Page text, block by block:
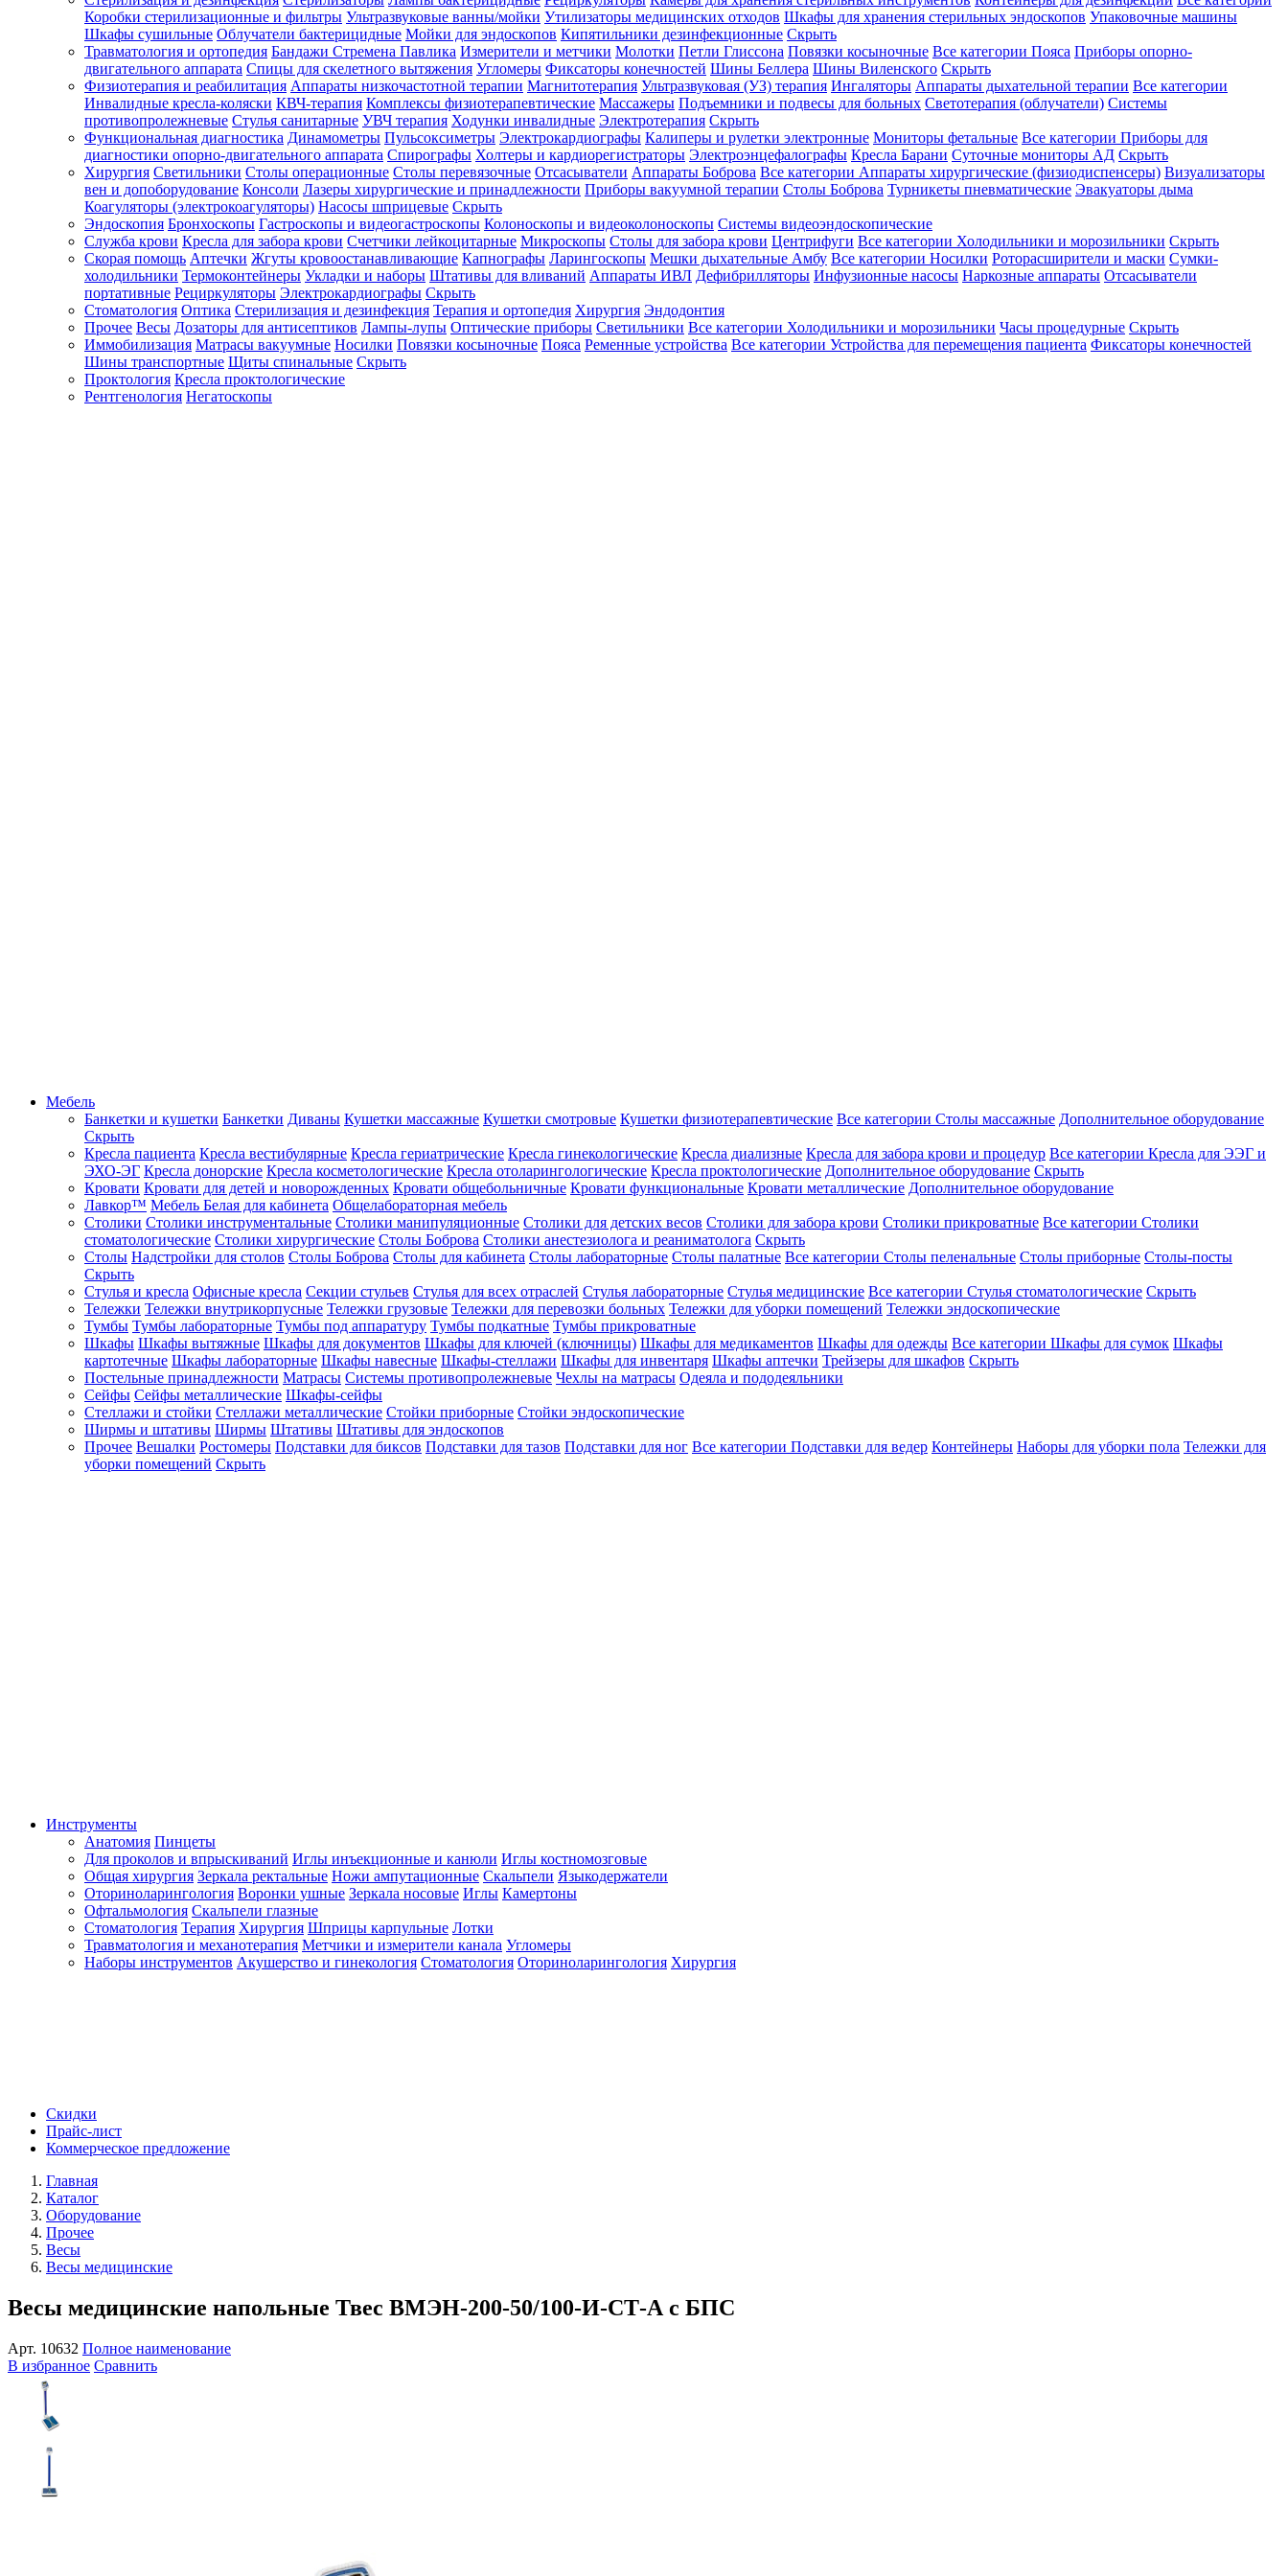
Зарегистрироваться
Зачем
регистрироваться?
Все
покупки
в
одном
месте
Личный
менеджер
Отслеживание
статуса
заказа
Коробки стерилизационные и фильтры Ультразвуковые ванны/мойки Утилизаторы медицинских отходов Шкафы для хранения стерильных эндоскопов Упаковочные машины
Шкафы сушильные Облучатели бактерицидные Мойки для эндоскопов Кипятильники дезинфекционные Скрыть
Травматология и ортопедия Бандажи Стремена Павлика Измерители и метчики Молотки Петли Глиссона Повязки косыночные Все категории Пояса Приборы опорно-
двигательного аппарата Спицы для скелетного вытяжения Угломеры Фиксаторы конечностей Шины Беллера Шины Виленского Скрыть
Физиотерапия и реабилитация Аппараты низкочастотной терапии Магнитотерапия Ультразвуковая (УЗ) терапия Ингаляторы Аппараты дыхательной терапии Все категории
Инвалидные кресла-коляски КВЧ-терапия Комплексы физиотерапевтические Массажеры Подъемники и подвесы для больных Светотерапия (облучатели) Системы
противопролежневые Стулья санитарные УВЧ терапия Ходунки инвалидные Электротерапия Скрыть
Функциональная диагностика Динамометры Пульсоксиметры Электрокардиографы Калиперы и рулетки электронные Мониторы фетальные Все категории Приборы для
диагностики опорно-двигательного аппарата Спирографы Холтеры и кардиорегистраторы Электроэнцефалографы Кресла Барани Суточные мониторы АД Скрыть
Хирургия Светильники Столы операционные Столы перевязочные Отсасыватели Аппараты Боброва Все категории Аппараты хирургические (физиодиспенсеры) Визуализаторы
вен и допоборудование Консоли Лазеры хирургические и принадлежности Приборы вакуумной терапии Столы Боброва Турникеты пневматические Эвакуаторы дыма
Коагуляторы (электрокоагуляторы) Насосы шприцевые Скрыть
Эндоскопия Бронхоскопы Гастроскопы и видеогастроскопы Колоноскопы и видеоколоноскопы Системы видеоэндоскопические
Служба крови Кресла для забора крови Счетчики лейкоцитарные Микроскопы Столы для забора крови Центрифуги Все категории Холодильники и морозильники Скрыть
Скорая помощь Аптечки Жгуты кровоостанавливающие Капнографы Ларингоскопы Мешки дыхательные Амбу Все категории Носилки Роторасширители и маски Сумки-
холодильники Термоконтейнеры Укладки и наборы Штативы для вливаний Аппараты ИВЛ Дефибрилляторы Инфузионные насосы Наркозные аппараты Отсасыватели
портативные Рециркуляторы Электрокардиографы Скрыть
Стоматология Оптика Стерилизация и дезинфекция Терапия и ортопедия Хирургия Эндодонтия
Прочее Весы Дозаторы для антисептиков Лампы-лупы Оптические приборы Светильники Все категории Холодильники и морозильники Часы процедурные Скрыть
Иммобилизация Матрасы вакуумные Носилки Повязки косыночные Пояса Ременные устройства Все категории Устройства для перемещения пациента Фиксаторы конечностей
Шины транспортные Щиты спинальные Скрыть
Проктология Кресла проктологические
Рентгенология Негатоскопы
Мебель
Банкетки и кушетки Банкетки Диваны Кушетки массажные Кушетки смотровые Кушетки физиотерапевтические Все категории Столы массажные Дополнительное оборудование
Скрыть
Кресла пациента Кресла вестибулярные Кресла гериатрические Кресла гинекологические Кресла диализные Кресла для забора крови и процедур Все категории Кресла для ЭЭГ и
ЭХО-ЭГ Кресла донорские Кресла косметологические Кресла отоларингологические Кресла проктологические Дополнительное оборудование Скрыть
Кровати Кровати для детей и новорожденных Кровати общебольничные Кровати функциональные Кровати металлические Дополнительное оборудование
Лавкор™ Мебель Белая для кабинета Общелабораторная мебель
Столики Столики инструментальные Столики манипуляционные Столики для детских весов Столики для забора крови Столики прикроватные Все категории Столики
стоматологические Столики хирургические Столы Боброва Столики анестезиолога и реаниматолога Скрыть
Столы Надстройки для столов Столы Боброва Столы для кабинета Столы лабораторные Столы палатные Все категории Столы пеленальные Столы приборные Столы-посты
Скрыть
Стулья и кресла Офисные кресла Секции стульев Стулья для всех отраслей Стулья лабораторные Стулья медицинские Все категории Стулья стоматологические Скрыть
Тележки Тележки внутрикорпусные Тележки грузовые Тележки для перевозки больных Тележки для уборки помещений Тележки эндоскопические
Тумбы Тумбы лабораторные Тумбы под аппаратуру Тумбы подкатные Тумбы прикроватные
Шкафы Шкафы вытяжные Шкафы для документов Шкафы для ключей (ключницы) Шкафы для медикаментов Шкафы для одежды Все категории Шкафы для сумок Шкафы
картотечные Шкафы лабораторные Шкафы навесные Шкафы-стеллажи Шкафы для инвентаря Шкафы аптечки Трейзеры для шкафов Скрыть
Постельные принадлежности Матрасы Системы противопролежневые Чехлы на матрасы Одеяла и пододеяльники
Сейфы Сейфы металлические Шкафы-сейфы
Стеллажи и стойки Стеллажи металлические Стойки приборные Стойки эндоскопические
Ширмы и штативы Ширмы Штативы Штативы для эндоскопов
Прочее Вешалки Ростомеры Подставки для биксов Подставки для тазов Подставки для ног Все категории Подставки для ведер Контейнеры Наборы для уборки пола Тележки для
уборки помещений Скрыть
Инструменты
Анатомия Пинцеты
Для проколов и впрыскиваний Иглы инъекционные и канюли Иглы костномозговые
Общая хирургия Зеркала ректальные Ножи ампутационные Скальпели Языкодержатели
Оториноларингология Воронки ушные Зеркала носовые Иглы Камертоны
Офтальмология Скальпели глазные
Стоматология Терапия Хирургия Шприцы карпульные Лотки
Травматология и механотерапия Метчики и измерители канала Угломеры
Наборы инструментов Акушерство и гинекология Стоматология Оториноларингология Хирургия
Скидки
Прайс-лист
Коммерческое предложение
Главная
Каталог
Оборудование
Прочее
Весы
Весы медицинские
Весы медицинские напольные Твес ВМЭН-200-50/100-И-СТ-А с БПС
Арт. 10632 Полное наименование
В избранное Сравнить